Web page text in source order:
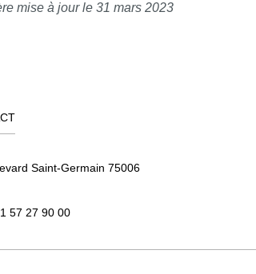
mise à jour le 31 mars 2023
Saint-Germain 75006
57 27 90 00